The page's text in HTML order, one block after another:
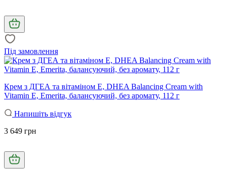
Під замовлення
Крем з ДГЕА та вітаміном Е, DHEA Balancing Cream with
Vitamin E, Emerita, балансуючий, без аромату, 112 г
Напишіть відгук
3 649 грн